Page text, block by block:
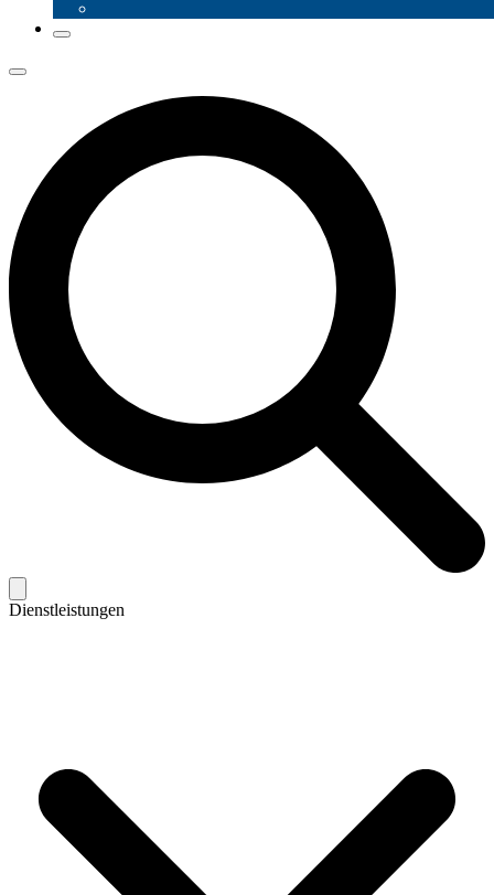
Dienstleistungen